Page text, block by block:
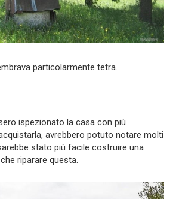
particolarmente tetra.
ispezionato la casa con più
avrebbero potuto notare molti
stato più facile costruire una
riparare questa.